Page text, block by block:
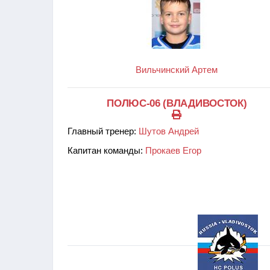
Вильчинский Артем
ПОЛЮС-06 (ВЛАДИВОСТОК)
Главный тренер: Шутов Андрей
Капитан команды: Прокаев Егор